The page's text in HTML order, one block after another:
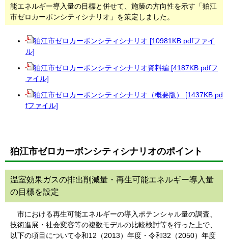
能エネルギー導入量の目標と併せて、施策の方向性を示す「狛江
市ゼロカーボンシティシナリオ」を策定しました。
狛江市ゼロカーボンシティシナリオ [10981KB pdfファイ
ル]
狛江市ゼロカーボンシティシナリオ資料編 [4187KB pdfフ
ァイル]
狛江市ゼロカーボンシティシナリオ（概要版） [1437KB pd
fファイル]
狛江市ゼロカーボンシティシナリオのポイント
温室効果ガスの排出削減量・再生可能エネルギー導入量
の目標を設定
市における再生可能エネルギーの導入ポテンシャル量の調査、
技術進展・社会変容等の複数モデルの比較検討等を行った上で、
以下の項目について令和12（2013）年度・令和32（2050）年度